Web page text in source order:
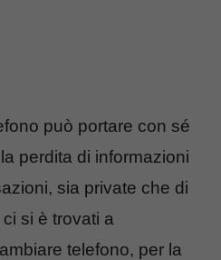
può portare con sé
perdita di informazioni
sia private che di
si è trovati a
telefono, per la